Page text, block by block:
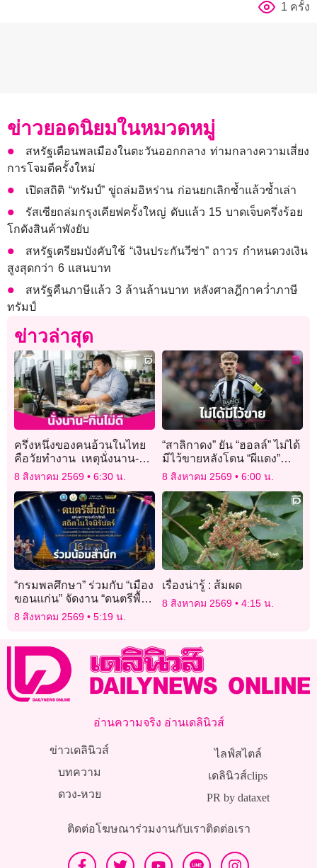
1 ครั้ง
ข่าวยอดนิยมในหมวดหมู่
สหรัฐเตือนพลเมืองในตะวันออกกลาง ท่ามกลางความเสี่ยง
การโจมตีครั้งใหม่
เปิดสถิติ “ทรัมป์” ขู่ถล่มอิหร่าน ก่อนยกเลิกซ้ำแล้วซ้ำเล่า
รัสเซียถล่มกรุงเคียฟครั้งใหญ่ ดับแล้ว 15 บาดเจ็บครึ่งร้อย
โกดังสินค้าพังยับ
สหรัฐเตรียมบังคับใช้ “เงินประกันวีซ่า” ถาวร กำหนดวงเงิน
สูงสุดกว่า 6 แสนบาท
สหรัฐคืนภาษีแล้ว 3 ล้านล้านบาท หลังศาลฎีกาคว่ำภาษี
ทรัมป์
ข่าวล่าสุด
ครึ่งหนึ่งของคนอ้วนในไทย
คือวัยทำงาน เหตุนั่งนาน-กิน
ไม่ดี
8 สิงหาคม 2569 6:30 น.
“สาลิกาดง” ยัน “ฮอลล์” ไม่ได้
มีไว้ขายหลังโดน “ผีแดง”
ตามจีบ
8 สิงหาคม 2569 6:00 น.
“กรมพลศึกษา” ร่วมกับ “เมือง
ขอนแก่น” จัดงาน “ดนตรีพื้น
บ้านแห่งความจงรักภักดี
8 สิงหาคม 2569 5:19 น.
เรื่องน่ารู้ : ส้มผด
8 สิงหาคม 2569 4:15 น.
อ่านความจริง อ่านเดลินิวส์
ข่าวเดลินิวส์
บทความ
ดวง-หวย
ไลฟ์สไตล์
เดลินิวส์clips
PR by dataxet
ติดต่อโฆษณาร่วมงานกับเราติดต่อเรา